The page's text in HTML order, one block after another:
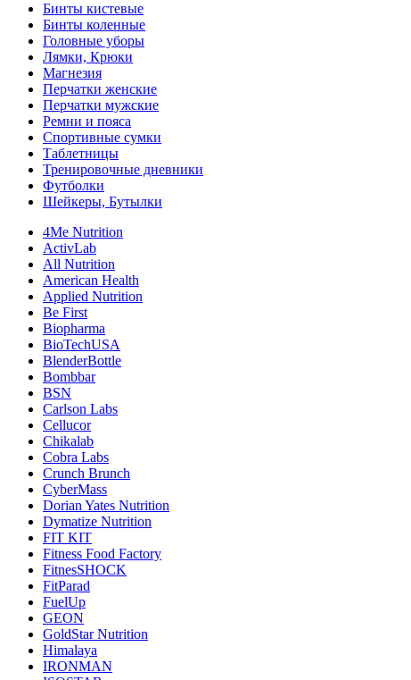
Бинты кистевые
Бинты коленные
Головные уборы
Лямки, Крюки
Магнезия
Перчатки женские
Перчатки мужские
Ремни и пояса
Спортивные сумки
Таблетницы
Тренировочные дневники
Футболки
Шейкеры, Бутылки
4Me Nutrition
ActivLab
All Nutrition
American Health
Applied Nutrition
Be First
Biopharma
BioTechUSA
BlenderBottle
Bombbar
BSN
Carlson Labs
Cellucor
Chikalab
Cobra Labs
Crunch Brunch
CyberMass
Dorian Yates Nutrition
Dymatize Nutrition
FIT KIT
Fitness Food Factory
FitnesSHOCK
FitParad
FuelUp
GEON
GoldStar Nutrition
Himalaya
IRONMAN